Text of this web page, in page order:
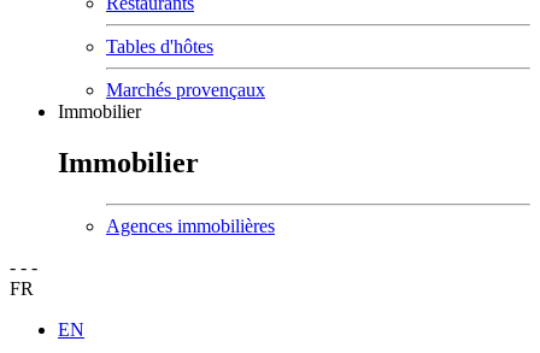
Tables d'hôtes
Marchés provençaux
Immobilier
Immobilier
Agences immobilières
- - -
FR
EN